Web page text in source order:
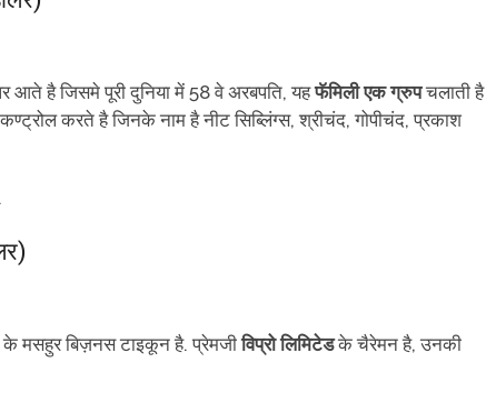
आते है जिसमे पूरी दुनिया में 58 वे अरबपति, यहफॅमिली एक ग्रुपचलाती है
करते है जिनके नाम है नीट सिब्लिंग्स, श्रीचंद, गोपीचंद, प्रकाश
मसहुर बिज़नस टाइकून है. प्रेमजीविप्रो लिमिटेडके चैरेमन है, उनकी